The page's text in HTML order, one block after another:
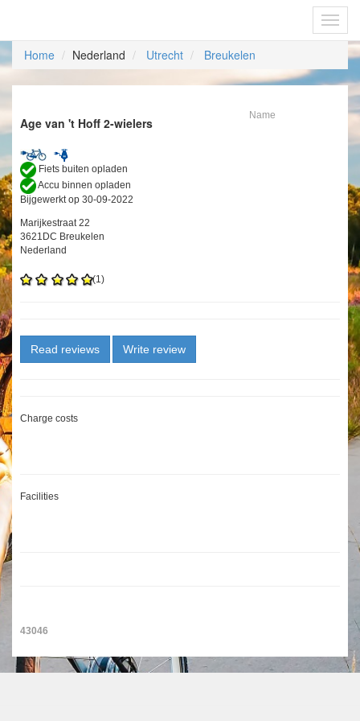
Home Nederland Utrecht Breukelen
Age van 't Hoff 2-wielers Name
Fiets buiten opladen
Accu binnen opladen
Bijgewerkt op 30-09-2022
Marijkestraat 22
3621DC Breukelen
Nederland
(1)
Read reviews Write review
Charge costs
Facilities
43046